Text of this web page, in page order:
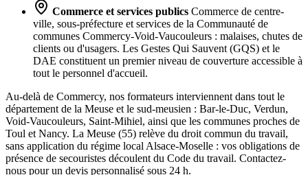
Commerce et services publics Commerce de centre-
ville, sous-préfecture et services de la Communauté de
communes Commercy-Void-Vaucouleurs : malaises, chutes de
clients ou d'usagers. Les Gestes Qui Sauvent (GQS) et le
DAE constituent un premier niveau de couverture accessible à
tout le personnel d'accueil.
Au-delà de Commercy, nos formateurs interviennent dans tout le
département de la Meuse et le sud-meusien : Bar-le-Duc, Verdun,
Void-Vaucouleurs, Saint-Mihiel, ainsi que les communes proches de
Toul et Nancy. La Meuse (55) relève du droit commun du travail,
sans application du régime local Alsace-Moselle : vos obligations de
présence de secouristes découlent du Code du travail. Contactez-
nous pour un devis personnalisé sous 24 h.